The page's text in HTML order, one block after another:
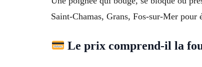
Saint-Chamas, Grans, Fos-sur-Mer
Le prix comprend-il la